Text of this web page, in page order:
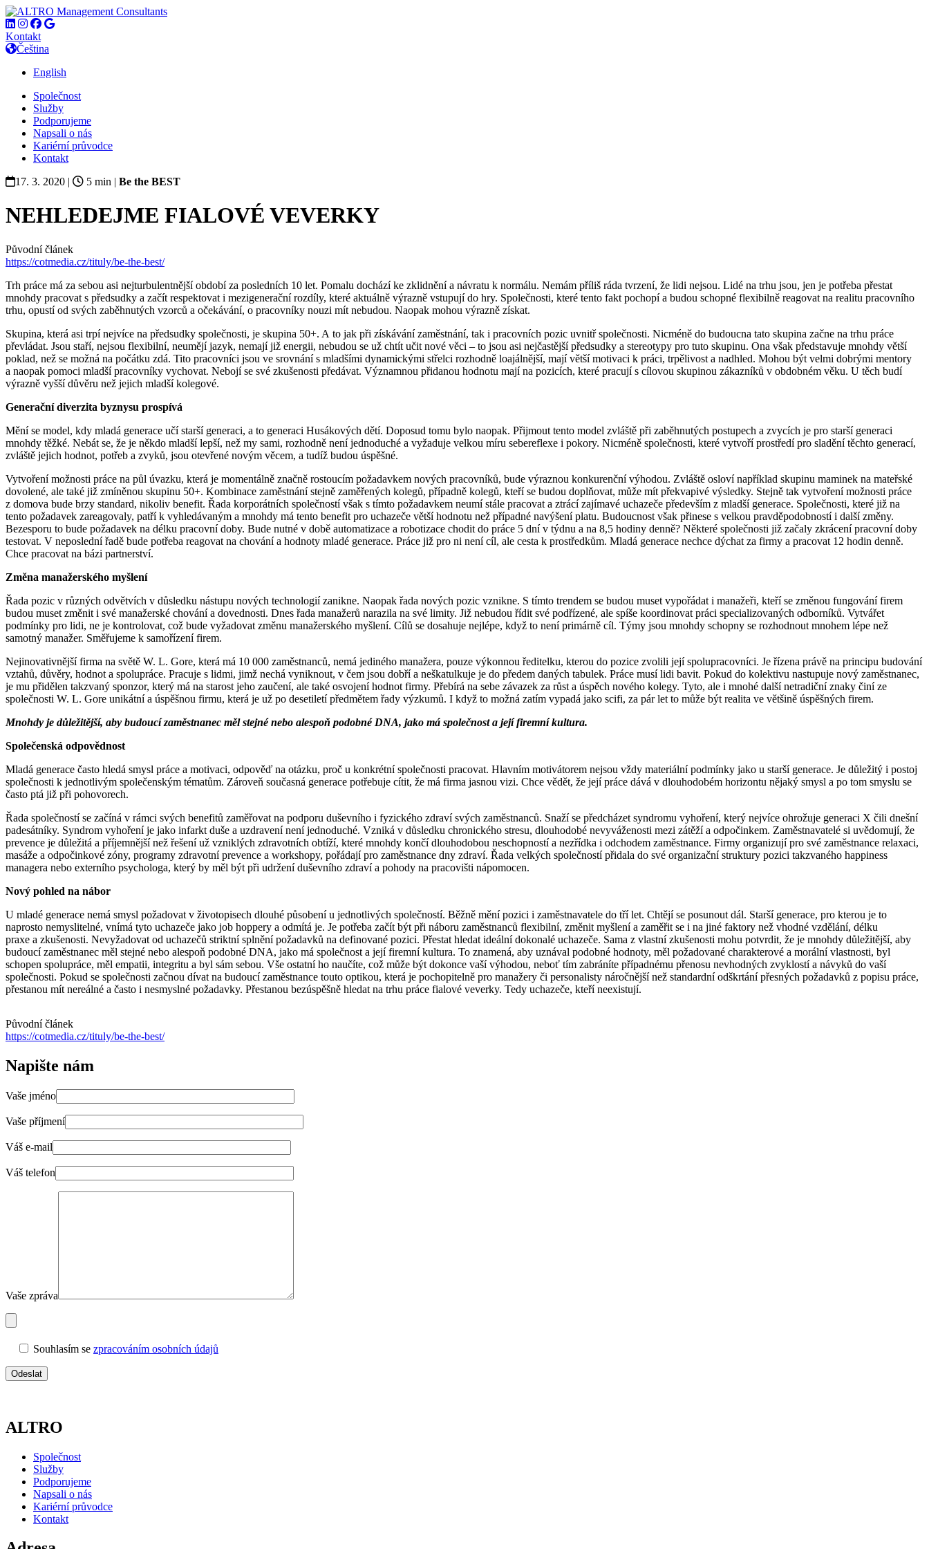
Kontakt
Čeština
English
Společnost
Služby
Podporujeme
Napsali o nás
Kariérní průvodce
Kontakt
17. 3. 2020 |
5 min | Be the BEST
NEHLEDEJME FIALOVÉ VEVERKY
Původní článek
https://cotmedia.cz/tituly/be-the-best/
Trh práce má za sebou asi nejturbulentnější období za posledních 10 let. Pomalu dochází ke zklidnění a návratu k normálu. Nemám příliš ráda tvrzení, že lidi nejsou. Lidé na trhu jsou, jen je potřeba přestat
mnohdy pracovat s předsudky a začít respektovat i mezigenerační rozdíly, které aktuálně výrazně vstupují do hry. Společnosti, které tento fakt pochopí a budou schopné flexibilně reagovat na realitu pracovního
trhu, opustí od svých zaběhnutých vzorců a očekávání, o pracovníky nouzi mít nebudou. Naopak mohou výrazně získat.
Skupina, která asi trpí nejvíce na předsudky společnosti, je skupina 50+. A to jak při získávání zaměstnání, tak i pracovních pozic uvnitř společnosti. Nicméně do budoucna tato skupina začne na trhu práce
převládat. Jsou staří, nejsou flexibilní, neumějí jazyk, nemají již energii, nebudou se už chtít učit nové věci – to jsou asi nejčastější předsudky a stereotypy pro tuto skupinu. Ona však představuje mnohdy větší
poklad, než se možná na počátku zdá. Tito pracovníci jsou ve srovnání s mladšími dynamickými střelci rozhodně loajálnější, mají větší motivaci k práci, trpělivost a nadhled. Mohou být velmi dobrými mentory
a naopak pomoci mladší pracovníky vychovat. Nebojí se své zkušenosti předávat. Významnou přidanou hodnotu mají na pozicích, které pracují s cílovou skupinou zákazníků v obdobném věku. U těch budí
výrazně vyšší důvěru než jejich mladší kolegové.
Generační diverzita byznysu prospívá
Mění se model, kdy mladá generace učí starší generaci, a to generaci Husákových dětí. Doposud tomu bylo naopak. Přijmout tento model zvláště při zaběhnutých postupech a zvycích je pro starší generaci
mnohdy těžké. Nebát se, že je někdo mladší lepší, než my sami, rozhodně není jednoduché a vyžaduje velkou míru sebereflexe i pokory. Nicméně společnosti, které vytvoří prostředí pro sladění těchto generací,
zvláště jejich hodnot, potřeb a zvyků, jsou otevřené novým věcem, a tudíž budou úspěšné.
Vytvoření možnosti práce na půl úvazku, která je momentálně značně rostoucím požadavkem nových pracovníků, bude výraznou konkurenční výhodou. Zvláště osloví například skupinu maminek na mateřské
dovolené, ale také již zmíněnou skupinu 50+. Kombinace zaměstnání stejně zaměřených kolegů, případně kolegů, kteří se budou doplňovat, může mít překvapivé výsledky. Stejně tak vytvoření možnosti práce
z domova bude brzy standard, nikoliv benefit. Řada korporátních společností však s tímto požadavkem neumí stále pracovat a ztrácí zajímavé uchazeče především z mladší generace. Společnosti, které již na
tento požadavek zareagovaly, patří k vyhledávaným a mnohdy má tento benefit pro uchazeče větší hodnotu než případné navýšení platu. Budoucnost však přinese s velkou pravděpodobností i další změny.
Bezesporu to bude požadavek na délku pracovní doby. Bude nutné v době automatizace a robotizace chodit do práce 5 dní v týdnu a na 8,5 hodiny denně? Některé společnosti již začaly zkrácení pracovní doby
testovat. V neposlední řadě bude potřeba reagovat na chování a hodnoty mladé generace. Práce již pro ni není cíl, ale cesta k prostředkům. Mladá generace nechce dýchat za firmy a pracovat 12 hodin denně.
Chce pracovat na bázi partnerství.
Změna manažerského myšlení
Řada pozic v různých odvětvích v důsledku nástupu nových technologií zanikne. Naopak řada nových pozic vznikne. S tímto trendem se budou muset vypořádat i manažeři, kteří se změnou fungování firem
budou muset změnit i své manažerské chování a dovednosti. Dnes řada manažerů narazila na své limity. Již nebudou řídit své podřízené, ale spíše koordinovat práci specializovaných odborníků. Vytvářet
podmínky pro lidi, ne je kontrolovat, což bude vyžadovat změnu manažerského myšlení. Cílů se dosahuje nejlépe, když to není primárně cíl. Týmy jsou mnohdy schopny se rozhodnout mnohem lépe než
samotný manažer. Směřujeme k samořízení firem.
Nejinovativnější firma na světě W. L. Gore, která má 10 000 zaměstnanců, nemá jediného manažera, pouze výkonnou ředitelku, kterou do pozice zvolili její spolupracovníci. Je řízena právě na principu budování
vztahů, důvěry, hodnot a spolupráce. Pracuje s lidmi, jimž nechá vyniknout, v čem jsou dobří a neškatulkuje je do předem daných tabulek. Práce musí lidi bavit. Pokud do kolektivu nastupuje nový zaměstnanec,
je mu přidělen takzvaný sponzor, který má na starost jeho zaučení, ale také osvojení hodnot firmy. Přebírá na sebe závazek za růst a úspěch nového kolegy. Tyto, ale i mnohé další netradiční znaky činí ze
společnosti W. L. Gore unikátní a úspěšnou firmu, která je už po desetiletí předmětem řady výzkumů. I když to možná zatím vypadá jako scifi, za pár let to může být realita ve většině úspěšných firem.
Mnohdy je důležitější, aby budoucí zaměstnanec měl stejné nebo alespoň podobné DNA, jako má společnost a její firemní kultura.
Společenská odpovědnost
Mladá generace často hledá smysl práce a motivaci, odpověď na otázku, proč u konkrétní společnosti pracovat. Hlavním motivátorem nejsou vždy materiální podmínky jako u starší generace. Je důležitý i postoj
společnosti k jednotlivým společenským tématům. Zároveň současná generace potřebuje cítit, že má firma jasnou vizi. Chce vědět, že její práce dává v dlouhodobém horizontu nějaký smysl a po tom smyslu se
často ptá již při pohovorech.
Řada společností se začíná v rámci svých benefitů zaměřovat na podporu duševního i fyzického zdraví svých zaměstnanců. Snaží se předcházet syndromu vyhoření, který nejvíce ohrožuje generaci X čili dnešní
padesátníky. Syndrom vyhoření je jako infarkt duše a uzdravení není jednoduché. Vzniká v důsledku chronického stresu, dlouhodobé nevyváženosti mezi zátěží a odpočinkem. Zaměstnavatelé si uvědomují, že
prevence je důležitá a příjemnější než řešení už vzniklých zdravotních obtíží, které mnohdy končí dlouhodobou neschopností a nezřídka i odchodem zaměstnance. Firmy organizují pro své zaměstnance relaxaci,
masáže a odpočinkové zóny, programy zdravotní prevence a workshopy, pořádají pro zaměstnance dny zdraví. Řada velkých společností přidala do své organizační struktury pozici takzvaného happiness
managera nebo externího psychologa, který by měl být při udržení duševního zdraví a pohody na pracovišti nápomocen.
Nový pohled na nábor
U mladé generace nemá smysl požadovat v životopisech dlouhé působení u jednotlivých společností. Běžně mění pozici i zaměstnavatele do tří let. Chtějí se posunout dál. Starší generace, pro kterou je to
naprosto nemyslitelné, vnímá tyto uchazeče jako job hoppery a odmítá je. Je potřeba začít být při náboru zaměstnanců flexibilní, změnit myšlení a zaměřit se i na jiné faktory než vhodné vzdělání, délku
praxe a zkušenosti. Nevyžadovat od uchazečů striktní splnění požadavků na definované pozici. Přestat hledat ideální dokonalé uchazeče. Sama z vlastní zkušenosti mohu potvrdit, že je mnohdy důležitější, aby
budoucí zaměstnanec měl stejné nebo alespoň podobné DNA, jako má společnost a její firemní kultura. To znamená, aby uznával podobné hodnoty, měl požadované charakterové a morální vlastnosti, byl
schopen spolupráce, měl empatii, integritu a byl sám sebou. Vše ostatní ho naučíte, což může být dokonce vaší výhodou, neboť tím zabráníte případnému přenosu nevhodných zvyklostí a návyků do vaší
společnosti. Pokud se společnosti začnou dívat na budoucí zaměstnance touto optikou, která je pochopitelně pro manažery či personalisty náročnější než standardní odškrtání přesných požadavků z popisu práce,
přestanou mít nereálné a často i nesmyslné požadavky. Přestanou bezúspěšně hledat na trhu práce fialové veverky. Tedy uchazeče, kteří neexistují.
Původní článek
https://cotmedia.cz/tituly/be-the-best/
Napište nám
Vaše jméno
Vaše příjmení
Váš e-mail
Váš telefon
Vaše zpráva
Souhlasím se zpracováním osobních údajů
ALTRO
Společnost
Služby
Podporujeme
Napsali o nás
Kariérní průvodce
Kontakt